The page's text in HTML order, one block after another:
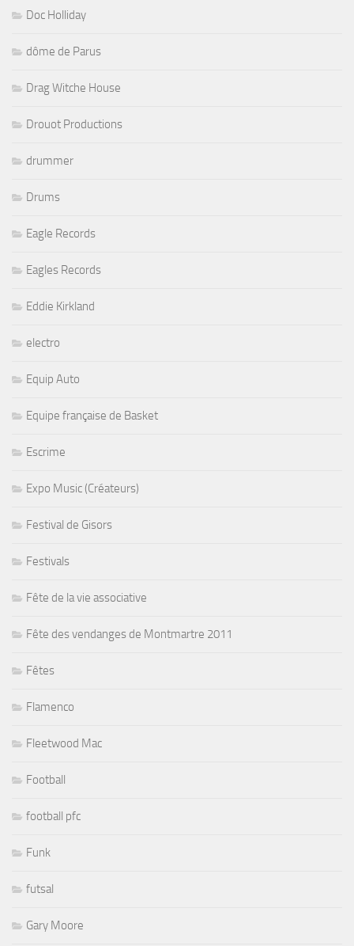
Doc Holliday
dôme de Parus
Drag Witche House
Drouot Productions
drummer
Drums
Eagle Records
Eagles Records
Eddie Kirkland
electro
Equip Auto
Equipe française de Basket
Escrime
Expo Music (Créateurs)
Festival de Gisors
Festivals
Fête de la vie associative
Fête des vendanges de Montmartre 2011
Fêtes
Flamenco
Fleetwood Mac
Football
football pfc
Funk
futsal
Gary Moore